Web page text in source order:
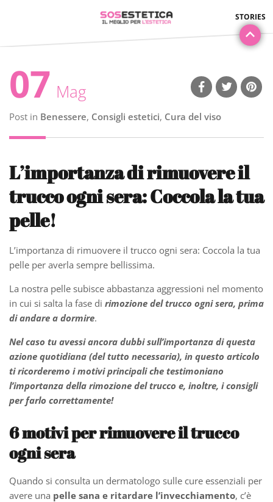
07 Mag
Post in Benessere, Consigli estetici, Cura del viso
L’importanza di rimuovere il
trucco ogni sera: Coccola la tua
pelle!
L’importanza di rimuovere il trucco ogni sera: Coccola la tua
pelle per averla sempre bellissima.
La nostra pelle subisce abbastanza aggressioni nel momento
in cui si salta la fase di rimozione del trucco ognisera, prima
di andare a dormire.
Nel caso tu avessi ancora dubbi sull’importanza di questa
azione quotidiana (del tutto necessaria), in questo articolo
ti ricorderemo i motivi principali che testimoniano
l’importanza della rimozione del trucco e, inoltre, i consigli
per farlo correttamente!
6 motivi per rimuovere il trucco
ogni sera
Quando si consulta un dermatologo sulle cure essenziali per
avere una pelle sana e ritardare l’invecchiamento, c’è